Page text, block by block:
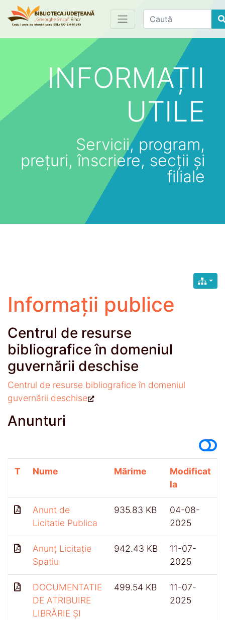
Find
INFORMAȚII
UTILE
Servicii, program,
prețuri, înscriere, secții și
filiale
Informații publice
Centrul de resurse
bibliografice în domeniul
guvernării deschise
Centrul de resurse bibliografice în domeniul
guvernării deschise
Anunturi
T Nume Mărime
Modificat
la
Anunt de
Licitatie Publica
935.83 KB
04-08-
2025
Anunț Licitație
Spatiu
942.43 KB
11-07-
2025
DOCUMENTATIE
DE ATRIBUIRE
LIBRĂRIE ȘI
499.54 KB
11-07-
2025